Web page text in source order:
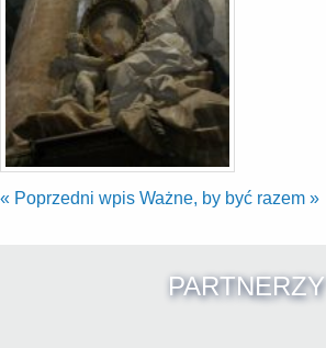
« Poprzedni wpis Ważne, by być razem »
PARTNERZY